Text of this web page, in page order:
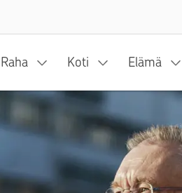
Raha Koti Elämä